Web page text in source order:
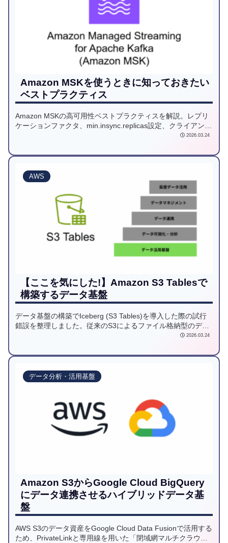
Amazon MSKを使うときに知っておきたい
ベストプラクティス
Amazon MSKの高可用性ベストプラクティスを解説。レプリ
ケーションファクタ、min.insync.replicas設定、クライアント
接続、AZ配置、モニタリング、ブローカータイプ選択、サブ
2026.03.24
AWS
【ここを気にした!】Amazon S3 Tablesで
構築するデータ基盤
データ基盤の構築でIceberg (S3 Tables)を導入した際の試行
錯誤を整理しました。従来のS3によるファイル格納型のデー
タレイクと比較し、Icebergを採用することで得られたメリッ
紹介します。
2026.03.24
データ分析・活用基盤
Amazon S3からGoogle Cloud BigQuery
にデータ連携させるハイブリッドデータ基
盤
AWS S3のデータ資産をGoogle Cloud Data Fusionで活用する
ため、PrivateLinkと専用線を用いた「閉域網マルチクラウド